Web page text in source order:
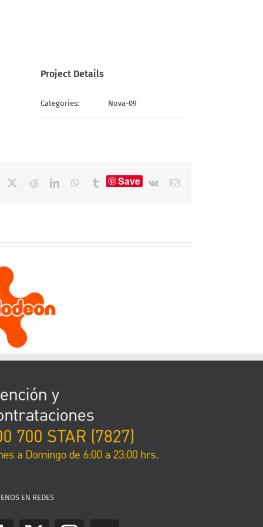
Project Details
Categories: Nova-09
RedditLinkedInWhatsApp
TumblrSave Vk Email
EN REDES